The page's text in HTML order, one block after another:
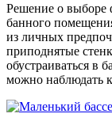
Решение о выборе
банного
из личных
приподнятые
обустраиваться в
можно наблюдать